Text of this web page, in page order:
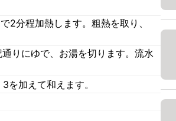
2分程加熱します。粗熱を取り、
りにゆで、お湯を切ります。流水
を加えて和えます。